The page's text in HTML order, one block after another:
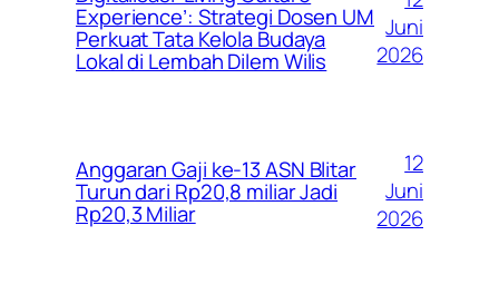
Experience’: Strategi Dosen UM
Perkuat Tata Kelola Budaya
Lokal di Lembah Dilem Wilis
Juni
2026
Anggaran Gaji ke-13 ASN Blitar
Turun dari Rp20,8 miliar Jadi
Rp20,3 Miliar
12
Juni
2026